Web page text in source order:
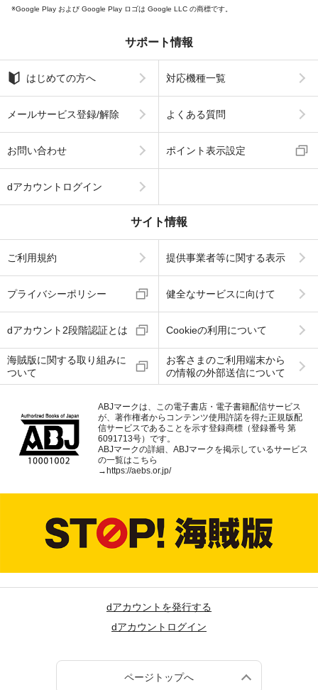
Google Play および Google Play ロゴは Google LLC の商標です。
サポート情報
はじめての方へ 対応機種一覧
メールサービス登録/解除 よくある質問
お問い合わせ ポイント表示設定
dアカウントログイン
サイト情報
ご利用規約 提供事業者等に関する表示
プライバシーポリシー 健全なサービスに向けて
dアカウント2段階認証とは Cookieの利用について
海賊版に関する取り組みに
ついて
お客さまのご利用端末から
の情報の外部送信について
ABJマークは、この電子書店・電子書籍配信サービス
が、著作権者からコンテンツ使用許諾を得た正規版配
信サービスであることを示す登録商標（登録番号 第
6091713号）です。
ABJマークの詳細、ABJマークを掲示しているサービス
の一覧はこちら
→ https://aebs.or.jp/
dアカウントを発行する
dアカウントログイン
ページトップへ